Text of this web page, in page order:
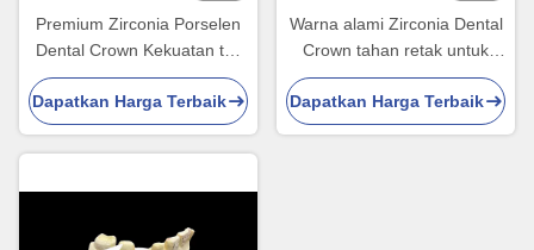
Premium Zirconia Porselen
Dental Crown Kekuatan tak
tertandingi Precision Fit dan
Eksklusif Estetika dan
Ketahanan
Dapatkan Harga Terbaik
Warna alami Zirconia Dental
Crown tahan retak untuk
senyum sempurna dari
China Dental Lab
Dapatkan Harga Terbaik